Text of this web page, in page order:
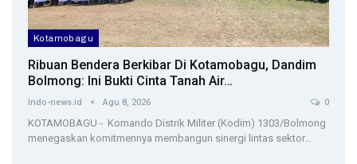
Kotamobagu
Ribuan Bendera Berkibar Di Kotamobagu, Dandim
Bolmong: Ini Bukti Cinta Tanah Air…
Indo-news.id Agu 8, 2026 0
KOTAMOBAGU - Komando Distrik Militer (Kodim) 1303/Bolmong
menegaskan komitmennya membangun sinergi lintas sektor…